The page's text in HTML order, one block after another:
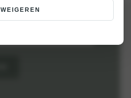
WEIGEREN